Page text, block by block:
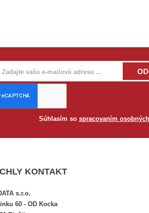
Súhlasím so spracovaním
KONTAKT
s.r.o.
60 - OD Kocka